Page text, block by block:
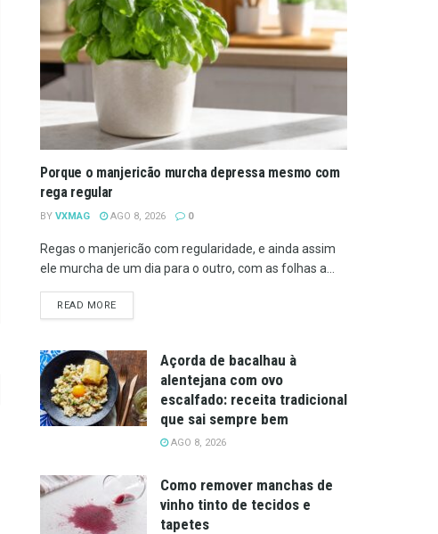
Porque o manjericão murcha depressa mesmo com
rega regular
BY VXMAG AGO 8, 2026 0
Regas o manjericão com regularidade, e ainda assim
ele murcha de um dia para o outro, com as folhas a...
READ MOREDETAILS
Açorda de bacalhau à
alentejana com ovo
escalfado: receita tradicional
que sai sempre bem
AGO 8, 2026
Como remover manchas de
vinho tinto de tecidos e
tapetes